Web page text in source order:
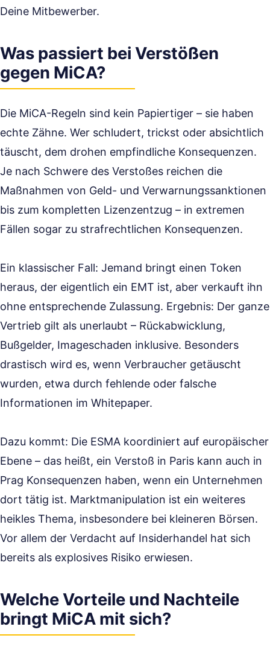
Deine Mitbewerber.
Was passiert bei Verstößen
gegen MiCA?
Die MiCA-Regeln sind kein Papiertiger – sie haben
echte Zähne. Wer schludert, trickst oder absichtlich
täuscht, dem drohen empfindliche Konsequenzen.
Je nach Schwere des Verstoßes reichen die
Maßnahmen von Geld- und Verwarnungssanktionen
bis zum kompletten Lizenzentzug – in extremen
Fällen sogar zu strafrechtlichen Konsequenzen.
Ein klassischer Fall: Jemand bringt einen Token
heraus, der eigentlich ein EMT ist, aber verkauft ihn
ohne entsprechende Zulassung. Ergebnis: Der ganze
Vertrieb gilt als unerlaubt – Rückabwicklung,
Bußgelder, Imageschaden inklusive. Besonders
drastisch wird es, wenn Verbraucher getäuscht
wurden, etwa durch fehlende oder falsche
Informationen im Whitepaper.
Dazu kommt: Die ESMA koordiniert auf europäischer
Ebene – das heißt, ein Verstoß in Paris kann auch in
Prag Konsequenzen haben, wenn ein Unternehmen
dort tätig ist. Marktmanipulation ist ein weiteres
heikles Thema, insbesondere bei kleineren Börsen.
Vor allem der Verdacht auf Insiderhandel hat sich
bereits als explosives Risiko erwiesen.
Welche Vorteile und Nachteile
bringt MiCA mit sich?